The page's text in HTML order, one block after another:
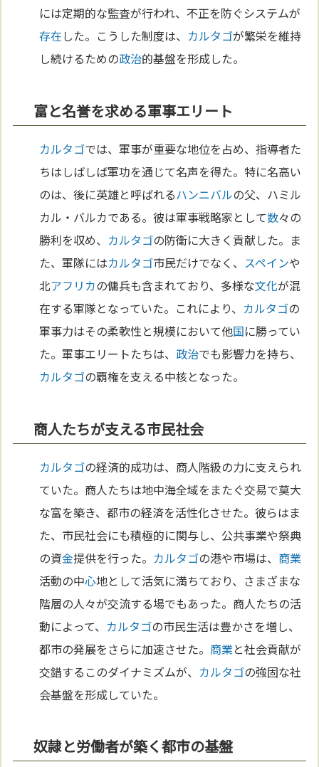
には定期的な監査が行われ、不正を防ぐシステムが
存在した。こうした制度は、 カルタゴが繁栄を維持
し続けるための政治的基盤を形成した。
富と名誉を求める軍事エリート
カルタゴでは、軍事が重要な地位を占め、指導者た
ちはしばしば軍功を通じて名声を得た。特に名高い
のは、後に英雄と呼ばれるハンニバルの父、ハミル
カル・バルカである。彼は軍事戦略家として数々の
勝利を収め、 カルタゴの防衛に大きく貢献した。ま
た、軍隊にはカルタゴ市民だけでなく、 スペインや
北アフリカの傭兵も含まれており、多様な文化が混
在する軍隊となっていた。これにより、 カルタゴの
軍事力はその柔軟性と規模において他国に勝ってい
た。軍事エリートたちは、 政治でも影響力を持ち、
カルタゴの覇権を支える中核となった。
商人たちが支える市民社会
カルタゴの経済的成功は、商人階級の力に支えられ
ていた。商人たちは地中海全域をまたぐ交易で莫大
な富を築き、都市の経済を活性化させた。彼らはま
た、市民社会にも積極的に関与し、公共事業や祭典
の資金提供を行った。 カルタゴの港や市場は、 商業
活動の中心地として活気に満ちており、さまざまな
階層の人々が交流する場でもあった。商人たちの活
動によって、 カルタゴの市民生活は豊かさを増し、
都市の発展をさらに加速させた。 商業と社会貢献が
交錯するこのダイナミズムが、 カルタゴの強固な社
会基盤を形成していた。
奴隷と労働者が築く都市の基盤